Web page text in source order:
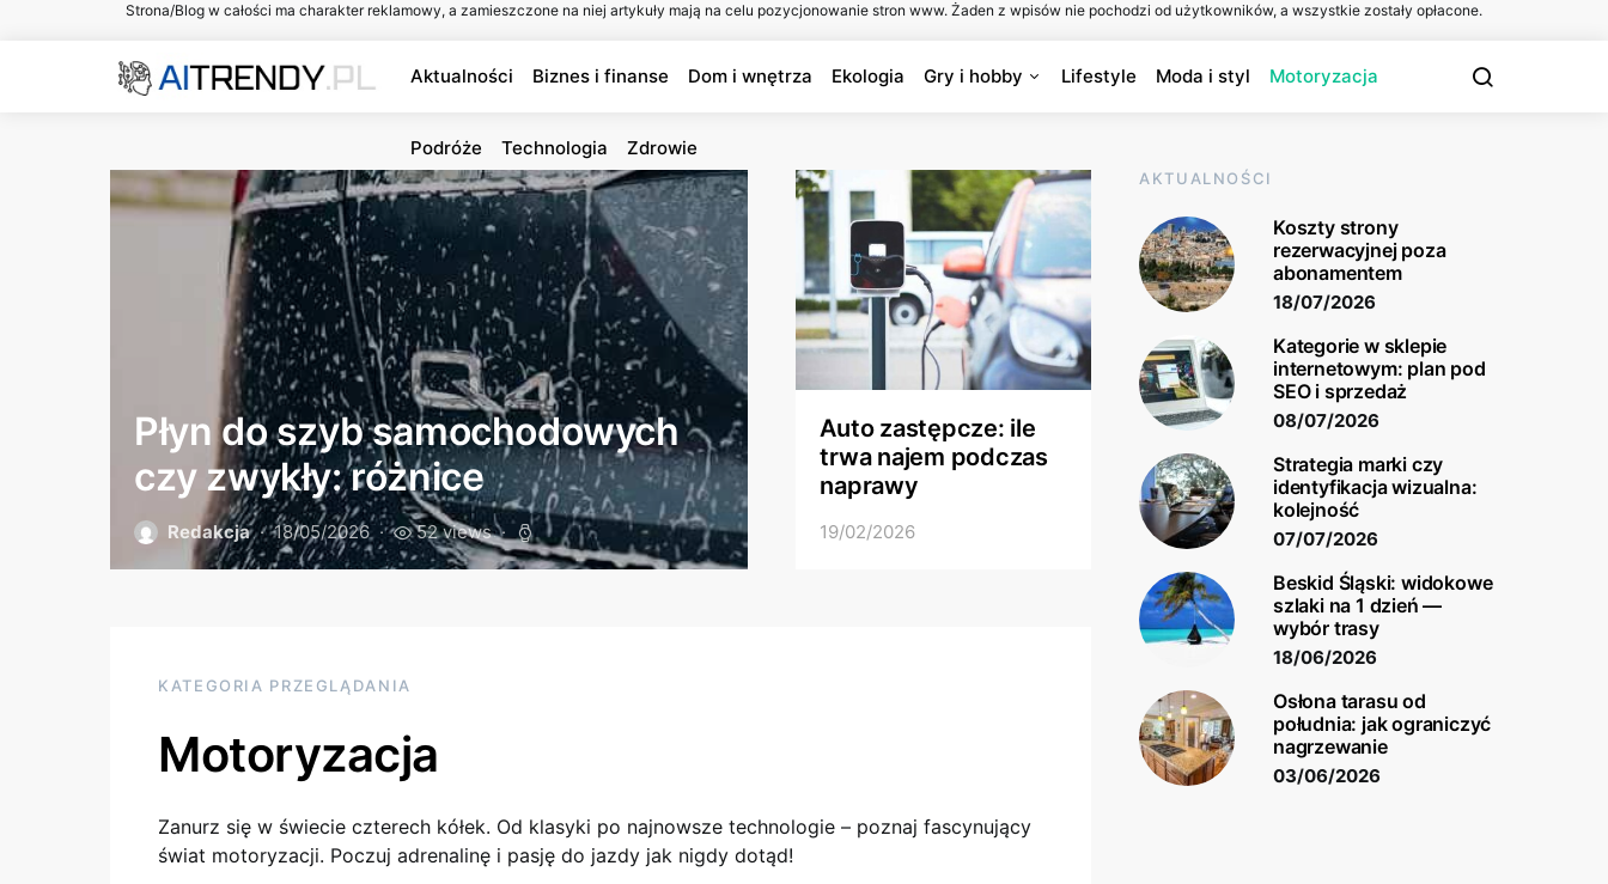
Strona/Blog w całości ma charakter reklamowy, a zamieszczone na niej artykuły mają na celu pozycjonowanie stron www. Żaden z wpisów nie pochodzi od użytkowników, a wszystkie zostały opłacone.
Aktualności Biznes i finanse Dom i wnętrza Ekologia Gry i hobby Lifestyle Moda i styl Motoryzacja
Podróże Technologia Zdrowie
Płyn do szyb samochodowych
czy zwykły: różnice
Redakcja 18/05/2026 52 views
Auto zastępcze: ile
trwa najem podczas
naprawy
19/02/2026
KATEGORIA PRZEGLĄDANIA
Motoryzacja
Zanurz się w świecie czterech kółek. Od klasyki po najnowsze technologie – poznaj fascynujący
świat motoryzacji. Poczuj adrenalinę i pasję do jazdy jak nigdy dotąd!
AKTUALNOŚCI
Koszty strony
rezerwacyjnej poza
abonamentem
18/07/2026
Kategorie w sklepie
internetowym: plan pod
SEO i sprzedaż
08/07/2026
Strategia marki czy
identyfikacja wizualna:
kolejność
07/07/2026
Beskid Śląski: widokowe
szlaki na 1 dzień —
wybór trasy
18/06/2026
Osłona tarasu od
południa: jak ograniczyć
nagrzewanie
03/06/2026